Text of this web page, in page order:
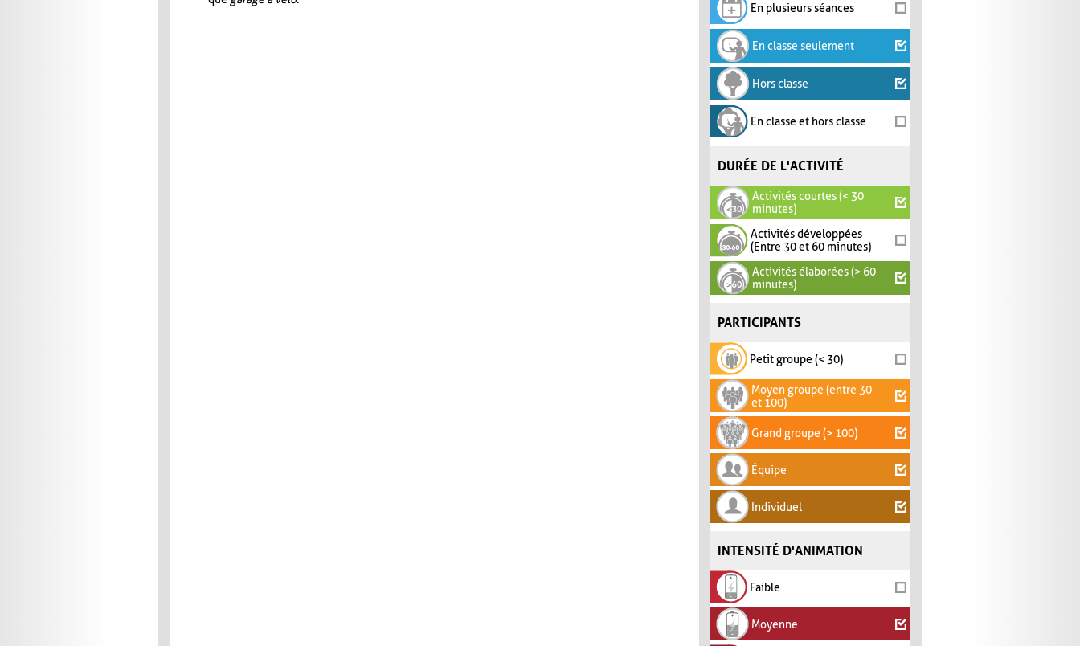
En plusieurs séances
En classe seulement
Hors classe
En classe et hors classe
DURÉE DE L'ACTIVITÉ
Activités courtes (< 30
minutes)
Activités développées
(Entre 30 et 60 minutes)
Activités élaborées (> 60
minutes)
PARTICIPANTS
Petit groupe (< 30)
Moyen groupe (entre 30
et 100)
Grand groupe (> 100)
Équipe
Individuel
INTENSITÉ D'ANIMATION
Faible
Moyenne